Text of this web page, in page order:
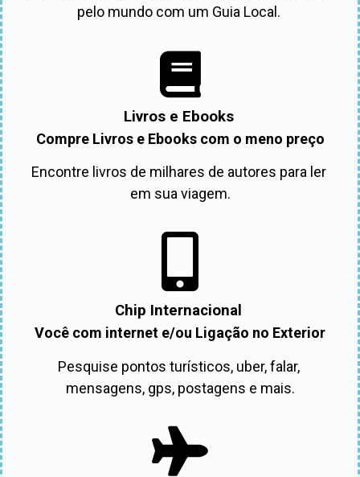
pelo mundo com um Guia Local.
Livros e Ebooks
Compre Livros e Ebooks com o meno preço
Encontre livros de milhares de autores para ler
em sua viagem.
Chip Internacional
Você com internet e/ou Ligação no Exterior
Pesquise pontos turísticos, uber, falar,
mensagens, gps, postagens e mais.